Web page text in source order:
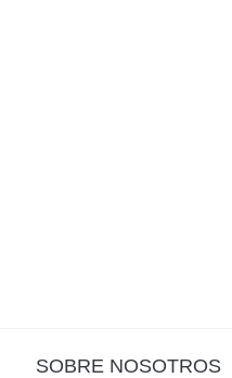
SOBRE NOSOTROS